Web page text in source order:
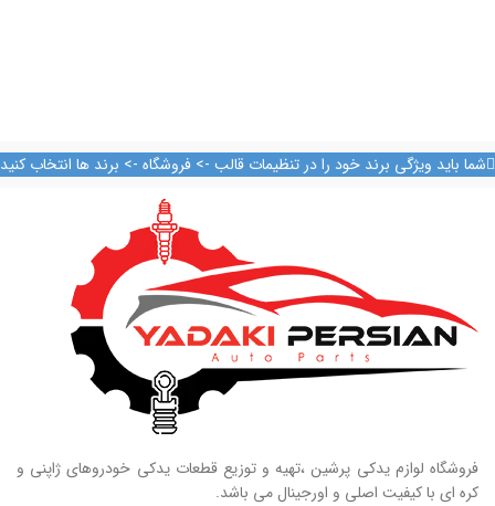
شما باید ویژگی برند خود را در تنظیمات قالب -> فروشگاه -> برند ها انتخاب کنید
فروشگاه لوازم یدکی پرشین ،تهیه و توزیع قطعات یدکی خودروهای ژاپنی و
کره ای با کیفیت اصلی و اورجینال می باشد.